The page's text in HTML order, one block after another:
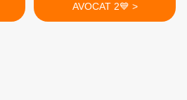
AVOCAT 2💙 >